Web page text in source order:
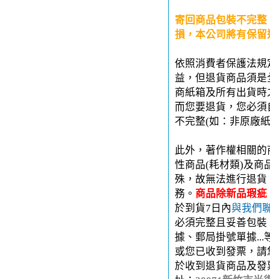
寄回商品包裝不完
損，本公司將有保
依照消費者保護法
益，但退貨商品須
商紙箱及所有出貨
而您要退貨，您必
不完整(如：非原廠
此外，著作權相關
性商品(耗材類)及商
殊，故無法進行退
務。 商品除新品瑕
於到貨7日內與我們
必須完整且妥善包
據、郵局掛號單據...
或您已收到發票，
於收到退貨商品及